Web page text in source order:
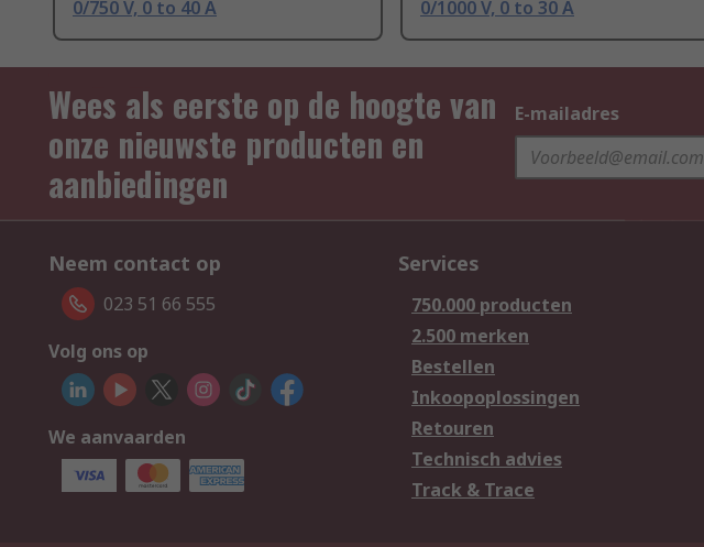
0/750 V, 0 to 40 A
0/1000 V, 0 to 30 A
Wees als eerste op de hoogte van
onze nieuwste producten en
aanbiedingen
E-mailadres
Neem contact op
023 51 66 555
Volg ons op
We aanvaarden
Services
750.000 producten
2.500 merken
Bestellen
Inkoopoplossingen
Retouren
Technisch advies
Track & Trace